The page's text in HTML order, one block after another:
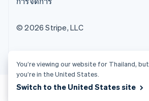
© 2026 Stripe, LLC
You’re viewing our website for Thailand,
you’re in the United States.
Switch to the United States site